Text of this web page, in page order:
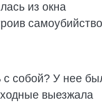
из окна
самоубийство
с собой? У нее
выезжала